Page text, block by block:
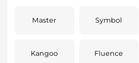
Master Symbol
Kangoo Fluence